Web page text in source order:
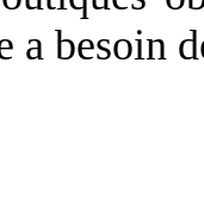
a besoin